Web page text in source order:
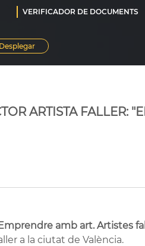
ARTISTA FALLER:
amb art. Artistes
a la ciutat de València.